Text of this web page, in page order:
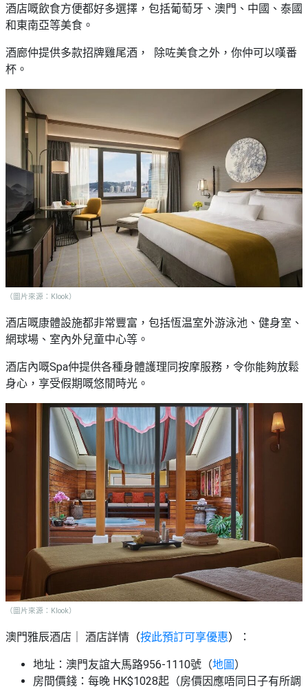
酒店嘅飲食方便都好多選擇，包括葡萄牙、澳門、中國、泰國
和東南亞等美食。
酒廊仲提供多款招牌雞尾酒， 除咗美食之外，你仲可以嘆番
杯。
（圖片來源：Klook）
酒店嘅康體設施都非常豐富，包括恆温室外游泳池、健身室、
網球場、室內外兒童中心等。
酒店內嘅Spa仲提供各種身體護理同按摩服務，令你能夠放鬆
身心，享受假期嘅悠閒時光。
（圖片來源：Klook）
澳門雅辰酒店｜ 酒店詳情 （按此預訂可享優惠） ：
地址：澳門友誼大馬路956-1110號（地圖 ）
房間價錢：每晚 HK$1028起（房價因應唔同日子有所調